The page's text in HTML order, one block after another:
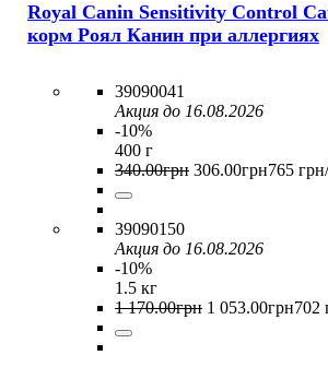
Royal Canin Sensitivity Control
корм Роял Канин при аллергиях
39090041
Акция до 16.08.2026
-10%
400 г
340.00грн 306.00грн765
39090150
Акция до 16.08.2026
-10%
1.5 кг
1 170.00грн 1 053.00грн702